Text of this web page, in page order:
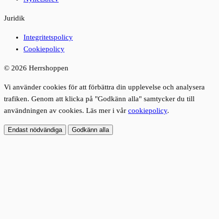
Juridik
Integritetspolicy
Cookiepolicy
© 2026 Herrshoppen
Vi använder cookies för att förbättra din upplevelse och analysera
trafiken. Genom att klicka på "Godkänn alla" samtycker du till
användningen av cookies. Läs mer i vår cookiepolicy.
Endast nödvändiga Godkänn alla